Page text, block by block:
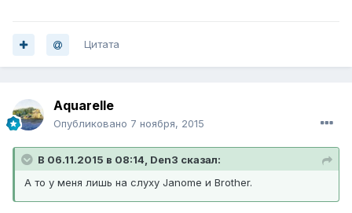
Цитата
Aquarelle
Опубликовано 7 ноября, 2015
В 06.11.2015 в 08:14, Den3 сказал:
А то у меня лишь на слуху Janome и Brother.